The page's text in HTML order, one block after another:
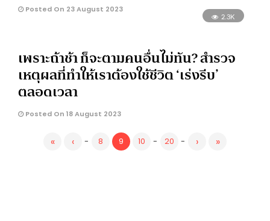
Posted On 23 August 2023
2.3K
เพราะถ้าช้า ก็จะตามคนอื่นไม่ทัน? สำรวจ
เหตุผลที่ทำให้เราต้องใช้ชีวิต ‘เร่งรีบ’
ตลอดเวลา
Posted On 18 August 2023
« ‹ - 8 9 10 - 20 - › »